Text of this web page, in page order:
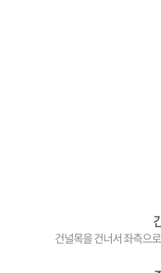
건널목을 건너서 좌측으